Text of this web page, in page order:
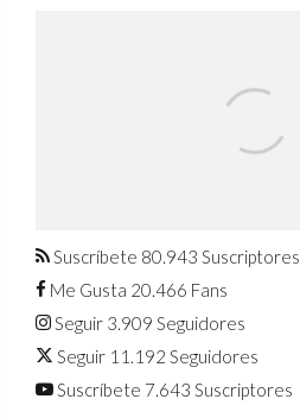
agosto
Suscríbete 80.943 Suscriptores
Me Gusta 20.466 Fans
Seguir 3.909 Seguidores
Seguir 11.192 Seguidores
Suscríbete 7.643 Suscriptores